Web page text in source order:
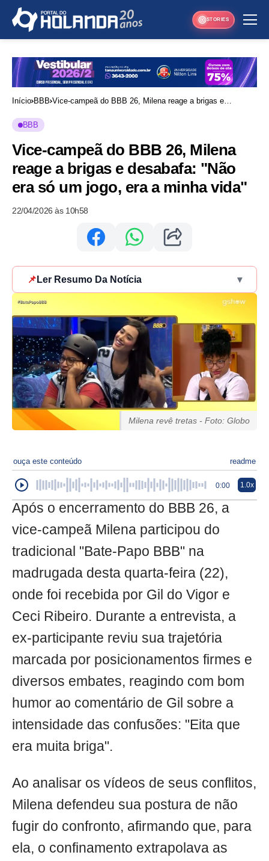
STORIES
Início BBB Vice-campeã do BBB 26, Milena reage a brigas e
BBB
Vice-campeã do BBB 26, Milena
reage a brigas e desabafa: "Não
era só um jogo, era a minha vida"
22/04/2026 às 10h58
📌 Ler Resumo Da Notícia ▾
Milena revê tretas - Foto: Globo
ouça este conteúdo readme
0:00 1.0x
Após o encerramento do BBB 26, a
vice-campeã Milena participou do
tradicional "Bate-Papo BBB" na
madrugada desta quarta-feira (22),
onde foi recebida por Gil do Vigor e
Ceci Ribeiro. Durante a entrevista, a
ex-participante reviu sua trajetória
marcada por posicionamentos firmes e
diversos embates, reagindo com bom
humor ao comentário de Gil sobre a
intensidade das confusões: "Eita que
era muita briga".
Ao analisar os vídeos de seus conflitos,
Milena defendeu sua postura de não
fugir do confronto, afirmando que, para
ela, o confinamento extrapolava as